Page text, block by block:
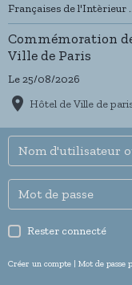
Françaises de l'Intèrieur
Commémoration
Ville de Paris
Le 25/08/2026
Hôtel de Ville de
Rester connecté
Créer un compte | Mot de passe